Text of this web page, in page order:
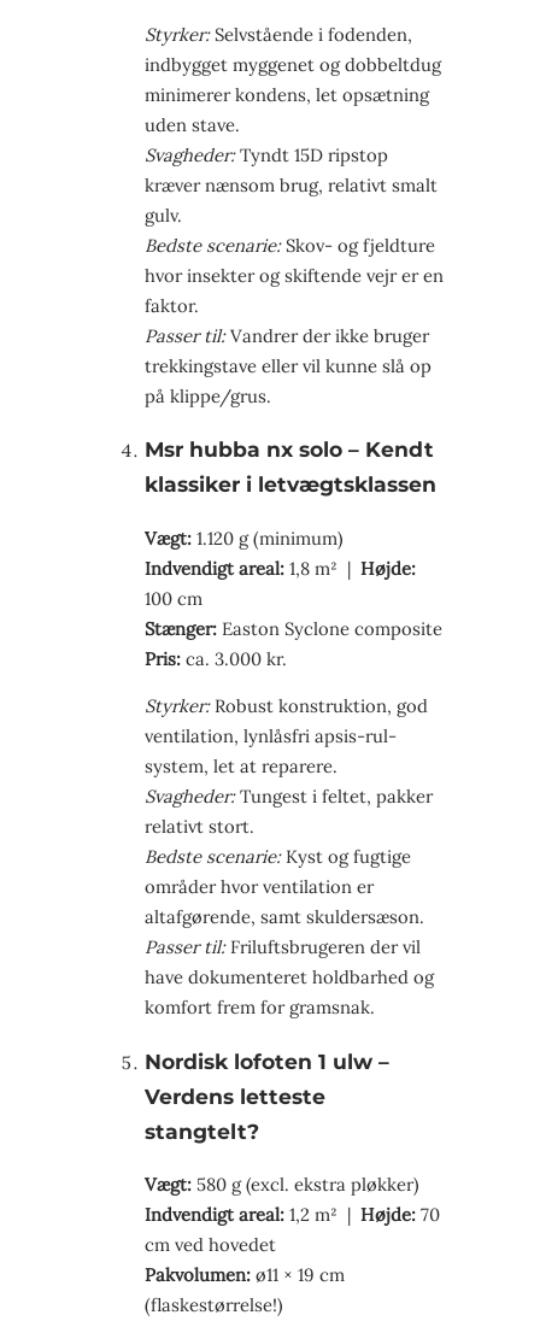
Styrker:Selv­stående i fodenden,
indbygget myggenet og dobbeltdug
minimerer kondens, let opsætning
uden stave.
Svagheder:Tyndt 15D ripstop
kræver nænsom brug, relativt smalt
gulv.
Bedste scenarie:Skov- og fjeldture
hvor insekter og skiftende vejr er en
faktor.
Passer til:Vandrer der ikke bruger
trekkingstave eller vil kunne slå op
på klippe/grus.
Msr hubba nx solo – Kendt
klassiker i letvægtsklassen
Vægt: 1.120 g (minimum)
Indvendigt areal: 1,8 m² | Højde:
100 cm
Stænger: Easton Syclone composite
Pris: ca. 3.000 kr.
Styrker:Robust konstruktion, god
ventilation, lynlås­fri apsis-rul-
system, let at reparere.
Svagheder:Tungest i feltet, pakker
relativt stort.
Bedste scenarie:Kyst og fugtige
områder hvor ventilation er
altafgørende, samt skuldersæson.
Passer til:Friluftsbrugeren der vil
have dokumenteret holdbarhed og
komfort frem for gramsnak.
Nordisk lofoten 1 ulw –
Verdens letteste
stangtelt?
Vægt: 580 g (excl. ekstra pløkker)
Indvendigt areal: 1,2 m² | Højde: 70
cm ved hovedet
Pakvolumen: ø11 × 19 cm
(flaskestørrelse!)